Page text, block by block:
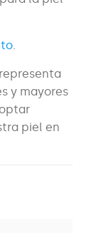
.
y mayores
piel en